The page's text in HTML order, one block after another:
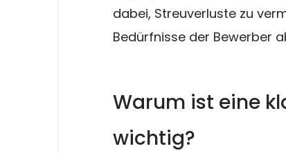
dabei, Streuverluste zu
Bedürfnisse der Bewerber
Warum ist eine
wichtig?